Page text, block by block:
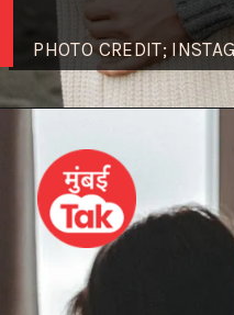
PHOTO CREDIT;